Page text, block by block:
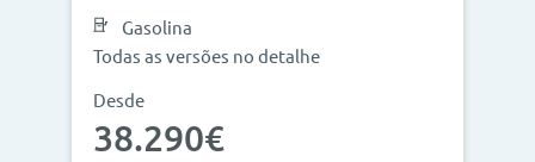
Gasolina
Todas as versões no detalhe
Desde
38.290€